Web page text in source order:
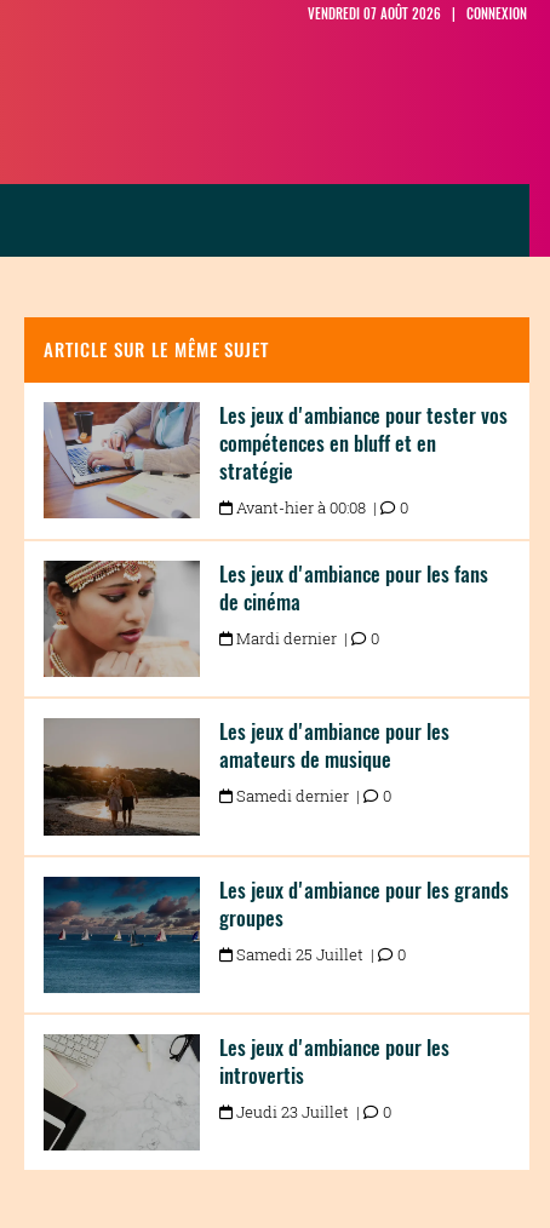
VENDREDI 07 AOÛT 2026 | CONNEXION
ARTICLE SUR LE MÊME SUJET
Les jeux d'ambiance pour tester vos
compétences en bluff et en
stratégie
Avant-hier à 00:08 | 0
Les jeux d'ambiance pour les fans
de cinéma
Mardi dernier | 0
Les jeux d'ambiance pour les
amateurs de musique
Samedi dernier | 0
Les jeux d'ambiance pour les grands
groupes
Samedi 25 Juillet | 0
Les jeux d'ambiance pour les
introvertis
Jeudi 23 Juillet | 0